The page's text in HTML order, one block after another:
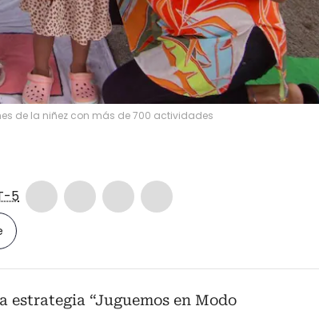
de la niñez con más de 700 actividades
5
estrategia “Juguemos en Modo